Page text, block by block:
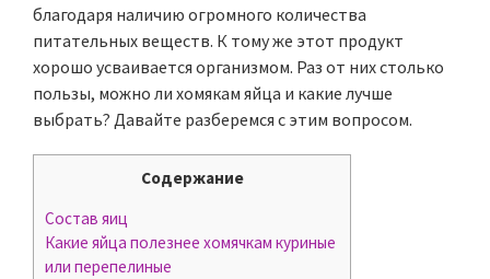
благодаря наличию огромного количества
питательных веществ. К тому же этот продукт
хорошо усваивается организмом. Раз от них столько
пользы, можно ли хомякам яйца и какие лучше
выбрать? Давайте разберемся с этим вопросом.
Содержание
Состав яиц
Какие яйца полезнее хомячкам куриные
или перепелиные